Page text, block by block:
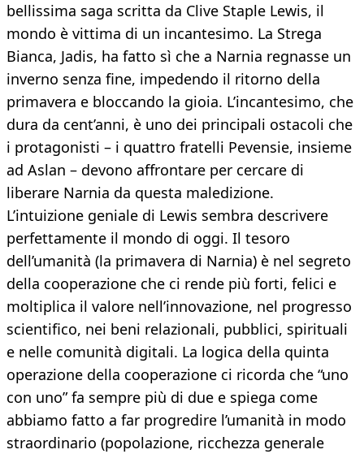
bellissima saga scritta da Clive Staple Lewis, il
mondo è vittima di un incantesimo. La Strega
Bianca, Jadis, ha fatto sì che a Narnia regnasse un
inverno senza fine, impedendo il ritorno della
primavera e bloccando la gioia. L’incantesimo, che
dura da cent’anni, è uno dei principali ostacoli che
i protagonisti – i quattro fratelli Pevensie, insieme
ad Aslan – devono affrontare per cercare di
liberare Narnia da questa maledizione.
L’intuizione geniale di Lewis sembra descrivere
perfettamente il mondo di oggi. Il tesoro
dell’umanità (la primavera di Narnia) è nel segreto
della cooperazione che ci rende più forti, felici e
moltiplica il valore nell’innovazione, nel progresso
scientifico, nei beni relazionali, pubblici, spirituali
e nelle comunità digitali. La logica della quinta
operazione della cooperazione ci ricorda che “uno
con uno” fa sempre più di due e spiega come
abbiamo fatto a far progredire l’umanità in modo
straordinario (popolazione, ricchezza generale